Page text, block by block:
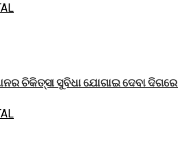
ଚିକିତ୍ସା ସୁବିଧା ଯୋଗାଇ ଦେବା